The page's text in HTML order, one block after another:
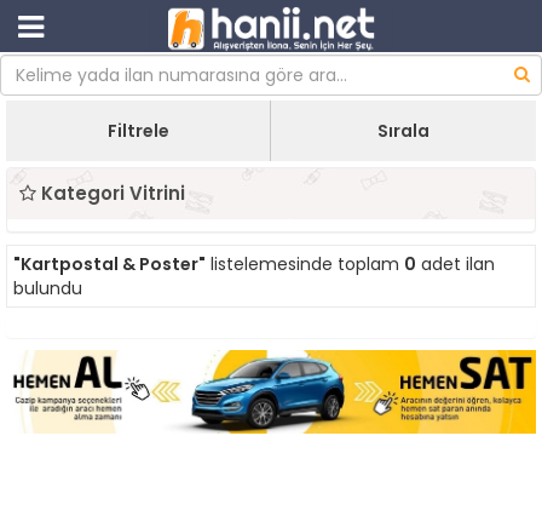
Filtrele Sırala
Kategori Vitrini
"Kartpostal & Poster" listelemesinde toplam 0 adet ilan
bulundu